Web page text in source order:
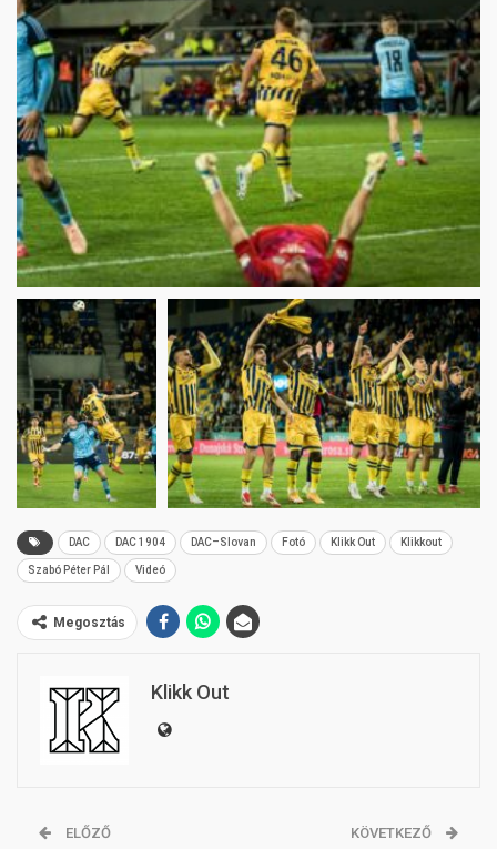
DAC DAC 1904 DAC–Slovan Fotó Klikk Out Klikkout
Szabó Péter Pál Videó
Megosztás
Klikk Out
ELŐZŐ KÖVETKEZŐ